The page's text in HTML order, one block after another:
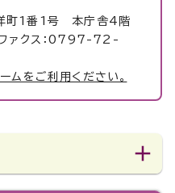
1番1号 本庁舎4階
クス：0797-72-
ムをご利用ください。